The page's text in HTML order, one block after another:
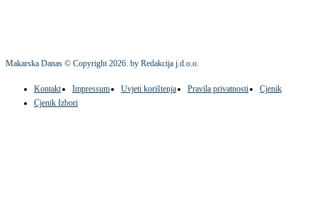
Makarska Danas © Copyright2026. by Redakcija j.d.o.o.
Kontakt Impressum Uvjeti korištenja Pravila privatnosti
Cjenik
Cjenik Izbori